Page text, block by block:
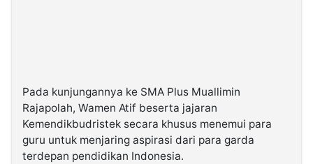
Pada kunjungannya ke SMA Plus Muallimin
Rajapolah, Wamen Atif beserta jajaran
Kemendikbudristek secara khusus menemui para
guru untuk menjaring aspirasi dari para garda
terdepan pendidikan Indonesia.